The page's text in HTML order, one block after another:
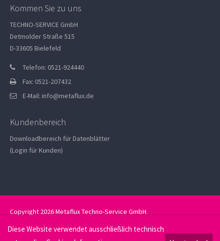
Kommen Sie zu uns
TECHNO-SERVICE GmbH
Detmolder Straße 515
D-33605 Bielefeld
Telefon: 0521-924440
Fax: 0521-207432
E-Mail: info@metaflux.de
Kundenbereich
Downloadbereich für Datenblätter
(Login für Kunden)
Copyright 2026 Metaflux Techno-Service GmbH.
Datenschutz
Impressum
Diese Website verwendet ausschließlich technisch